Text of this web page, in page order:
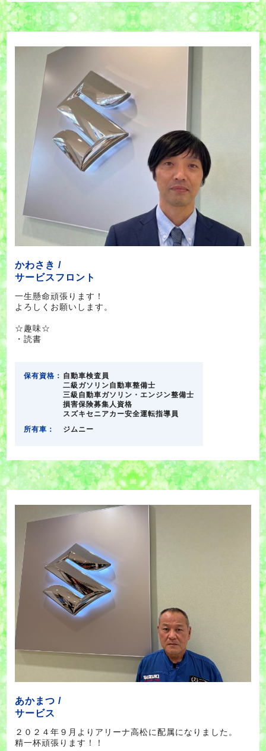
かわさき /
サービスフロント
一生懸命頑張ります！
よろしくお願いします。
☆趣味☆
・読書
保有資格： 自動車検査員
二級ガソリン自動車整備士
三級自動車ガソリン・エンジン整備士
損害保険募集人資格
スズキセニアカー安全運転指導員
所有車：
ジムニー
あかまつ /
サービス
２０２４年９月よりアリーナ高松に配属になりました。
精一杯頑張ります！！